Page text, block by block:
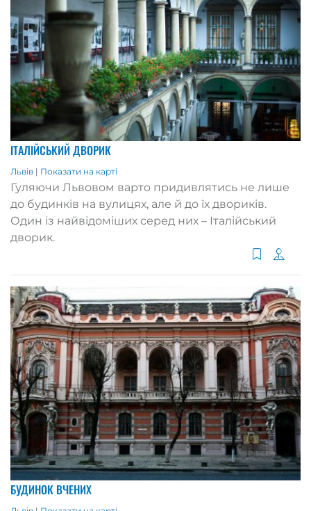
ІТАЛІЙСЬКИЙ ДВОРИК
Львів | Показати на карті
Гуляючи Львовом варто придивлятись не лише
до будинків на вулицях, але й до їх двориків.
Один із найвідоміших серед них – Італійський
дворик.
БУДИНОК ВЧЕНИХ